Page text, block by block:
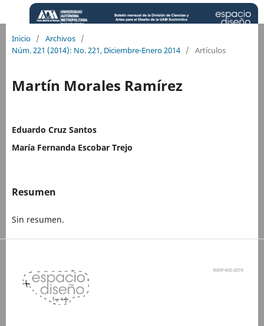
Inicio / Archivos /
Núm. 221 (2014): No. 221, Diciembre-Enero 2014 / Artículos
Martín Morales Ramírez
Eduardo Cruz Santos
María Fernanda Escobar Trejo
Resumen
Sin resumen.